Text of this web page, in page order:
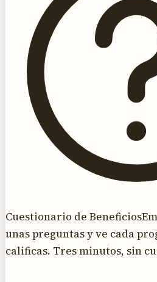
Cuestionario de Beneficios
unas preguntas y ve cada
calificas. Tres minutos, sin